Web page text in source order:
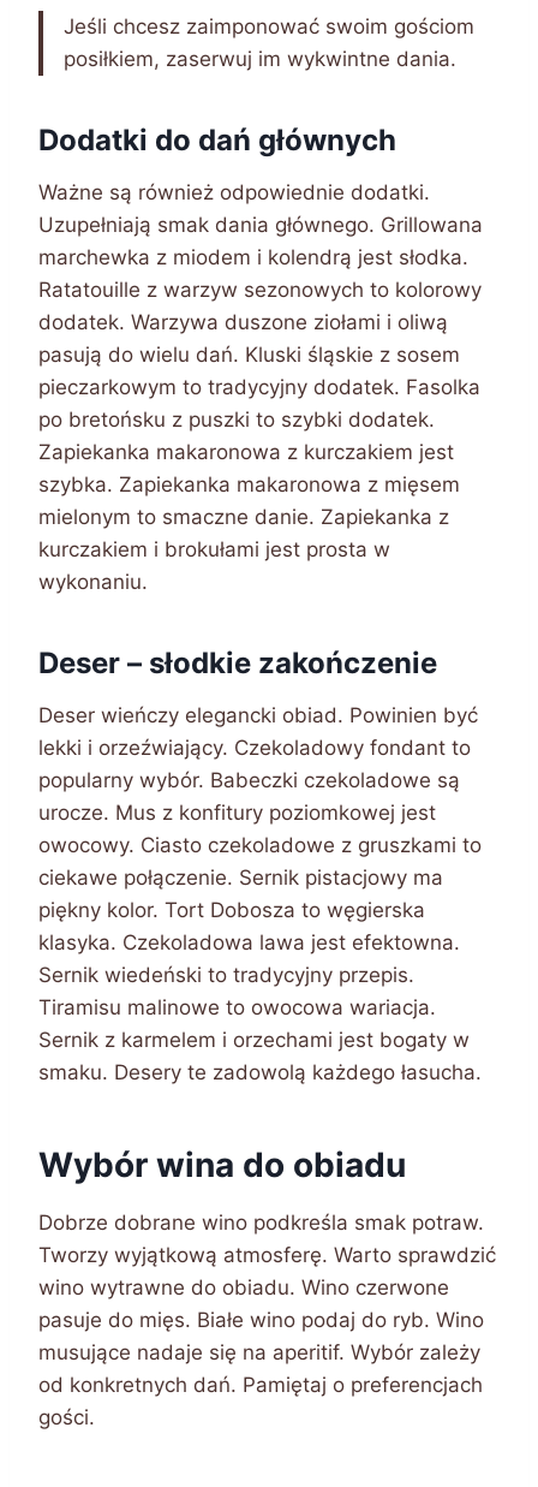
Jeśli chcesz zaimponować swoim gościom
posiłkiem, zaserwuj im wykwintne dania.
Dodatki do dań głównych
Ważne są również odpowiednie dodatki.
Uzupełniają smak dania głównego. Grillowana
marchewka z miodem i kolendrą jest słodka.
Ratatouille z warzyw sezonowych to kolorowy
dodatek. Warzywa duszone ziołami i oliwą
pasują do wielu dań. Kluski śląskie z sosem
pieczarkowym to tradycyjny dodatek. Fasolka
po bretońsku z puszki to szybki dodatek.
Zapiekanka makaronowa z kurczakiem jest
szybka. Zapiekanka makaronowa z mięsem
mielonym to smaczne danie. Zapiekanka z
kurczakiem i brokułami jest prosta w
wykonaniu.
Deser – słodkie zakończenie
Deser wieńczy elegancki obiad. Powinien być
lekki i orzeźwiający. Czekoladowy fondant to
popularny wybór. Babeczki czekoladowe są
urocze. Mus z konfitury poziomkowej jest
owocowy. Ciasto czekoladowe z gruszkami to
ciekawe połączenie. Sernik pistacjowy ma
piękny kolor. Tort Dobosza to węgierska
klasyka. Czekoladowa lawa jest efektowna.
Sernik wiedeński to tradycyjny przepis.
Tiramisu malinowe to owocowa wariacja.
Sernik z karmelem i orzechami jest bogaty w
smaku. Desery te zadowolą każdego łasucha.
Wybór wina do obiadu
Dobrze dobrane wino podkreśla smak potraw.
Tworzy wyjątkową atmosferę. Warto sprawdzić
wino wytrawne do obiadu. Wino czerwone
pasuje do mięs. Białe wino podaj do ryb. Wino
musujące nadaje się na aperitif. Wybór zależy
od konkretnych dań. Pamiętaj o preferencjach
gości.